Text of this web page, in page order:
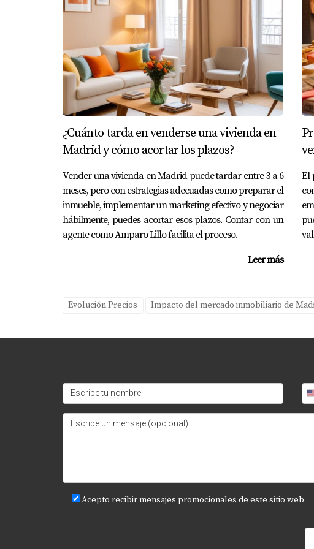
¿Cuándo es el mejor momento para vender
El mejor momento suele ser cuando los precios
¿Cómo puedo saber si mi casa está
Consultar con un agente inmobiliario o realizar una
¿Qué gastos debo considerar al vender mi
Debes tener en cuenta gastos como impuestos
¿Es mejor vender antes o después de
Depende del estado actual del mercado; a veces
¿Puedo vender mi casa sin un agente
Sí, pero contar con un agente como Amparo Lillo
cuenta; ¡no dudes en darme un toque si necesitas más
¿Cuánto tarda en venderse una vivienda en
Madrid y cómo acortar los plazos?
Vender una vivienda en Madrid puede tardar entre 3 a 6
meses, pero con estrategias adecuadas como preparar el
inmueble, implementar un marketing efectivo y negociar
hábilmente, puedes acortar esos plazos. Contar con un
agente como Amparo Lillo facilita el proceso.
Leer más
El
Evolución Precios Impacto del mercado inmobiliario de
Acepto recibir mensajes promocionales de este sitio web